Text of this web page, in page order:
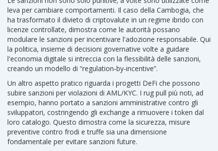
leva per cambiare comportamenti. Il caso della Cambogia, che
ha trasformato il divieto di criptovalute in un regime ibrido con
licenze controllate, dimostra come le autorità possano
modulare le sanzioni per incentivare l'adozione responsabile. Qui
la politica, insieme di decisioni governative volte a guidare
l'economia digitale si intreccia con la flessibilità delle sanzioni,
creando un modello di “regulation‑by‑incentive”.
Un altro aspetto pratico riguarda i progetti DeFi che possono
subire sanzioni per violazioni di AML/KYC. I rug pull più noti, ad
esempio, hanno portato a sanzioni amministrative contro gli
sviluppatori, costringendo gli exchange a rimuovere i token dal
loro catalogo. Questo dimostra come la sicurezza, misure
preventive contro frodi e truffe sia una dimensione
fondamentale per evitare sanzioni future.